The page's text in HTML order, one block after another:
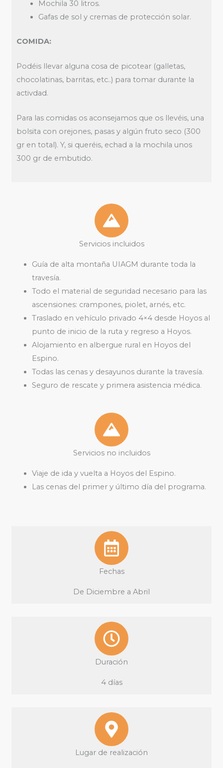
Mochila 30 litros.
Gafas de sol y cremas de protección solar.
COMIDA:
Podéis llevar alguna cosa de picotear (galletas,
chocolatinas, barritas, etc..) para tomar durante la
activdad.
Para las comidas os aconsejamos que os llevéis, una
bolsita con orejones, pasas y algún fruto seco (300
gr en total). Y, si queréis, echad a la mochila unos
300 gr de embutido.
Servicios incluidos
Guía de alta montaña UIAGM durante toda la
travesía.
Todo el material de seguridad necesario para las
ascensiones: crampones, piolet, arnés, etc.
Traslado en vehículo privado 4×4 desde Hoyos al
punto de inicio de la ruta y regreso a Hoyos.
Alojamiento en albergue rural en Hoyos del
Espino.
Todas las cenas y desayunos durante la travesía.
Seguro de rescate y primera asistencia médica.
Servicios no incluidos
Viaje de ida y vuelta a Hoyos del Espino.
Las cenas del primer y último día del programa.
Fechas
De Diciembre a Abril
Duración
4 días
Lugar de realización